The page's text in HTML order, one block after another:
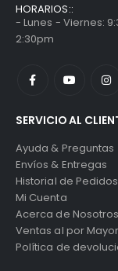
HORARIOS::
- Lunes - Viernes:
2:30pm
SERVICIO AL
Ayuda & Preguntas
Envíos & Entregas
Historial de Pedidos
Mi Cuenta
Acerca de Nosotros
Ventas al por Mayor
Política de